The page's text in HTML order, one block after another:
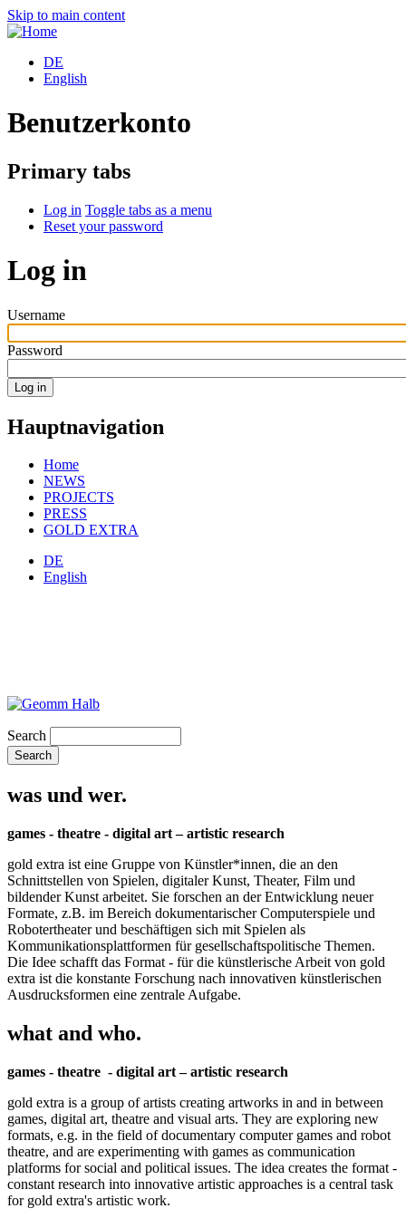
Skip to main content
DE
English
Benutzerkonto
Primary tabs
Log in Toggle tabs as a menu
Reset your password
Log in
Username
Password
Hauptnavigation
Home
NEWS
PROJECTS
PRESS
GOLD EXTRA
DE
English
Search
was und wer.
games - theatre - digital art – artistic research
gold extra ist eine Gruppe von Künstler*innen, die an den
Schnittstellen von Spielen, digitaler Kunst, Theater, Film und
bildender Kunst arbeitet. Sie forschen an der Entwicklung neuer
Formate, z.B. im Bereich dokumentarischer Computerspiele und
Robotertheater und beschäftigen sich mit Spielen als
Kommunikationsplattformen für gesellschaftspolitische Themen.
Die Idee schafft das Format - für die künstlerische Arbeit von gold
extra ist die konstante Forschung nach innovativen künstlerischen
Ausdrucksformen eine zentrale Aufgabe.
what and who.
games - theatre - digital art – artistic research
gold extra is a group of artists creating artworks in and in between
games, digital art, theatre and visual arts. They are exploring new
formats, e.g. in the field of documentary computer games and robot
theatre, and are experimenting with games as communication
platforms for social and political issues. The idea creates the format -
constant research into innovative artistic approaches is a central task
for gold extra's artistic work.